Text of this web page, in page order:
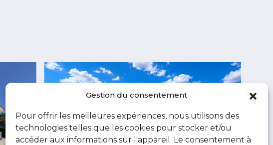
Gestion du consentement
Pour offrir les meilleures expériences, nous utilisons des
technologies telles que les cookies pour stocker et/ou
accéder aux informations sur l'appareil. Le consentement à